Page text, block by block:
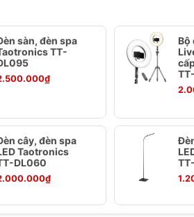
TT-DL015
cao cấp màu xám, tạo vẻ đẹp
điều chỉnh độ sáng mượt mà,
không gian ấm cúng và có thể
ánh sáng tập trung, giảm thiểu
ngay trên đế đèn, rất tiện lợi khi
sàn, đèn spa
TT-
Bộ
cây, đèn spa
Taotronics
DL060